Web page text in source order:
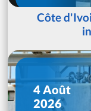
Côte
4 Août
2026